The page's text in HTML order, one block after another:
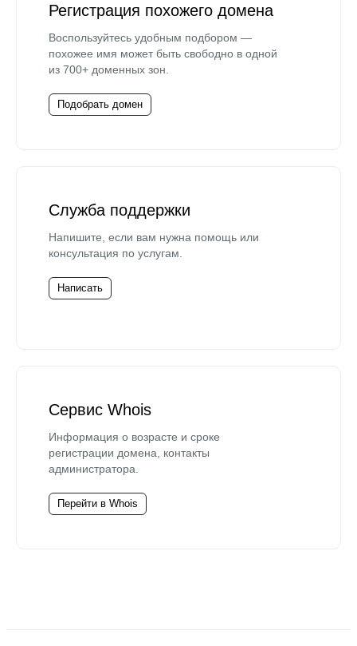
Регистрация похожего домена
Воспользуйтесь удобным подбором —
похожее имя может быть свободно в одной
из 700+ доменных зон.
Подобрать домен
Служба поддержки
Напишите, если вам нужна помощь или
консультация по услугам.
Написать
Сервис Whois
Информация о возрасте и сроке
регистрации домена, контакты
администратора.
Перейти в Whois